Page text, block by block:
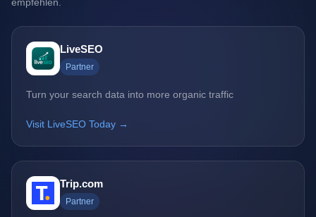
empfehlen.
LiveSEO
Partner
Turn your search data into more organic traffic
Visit LiveSEO Today →
Trip.com
Partner